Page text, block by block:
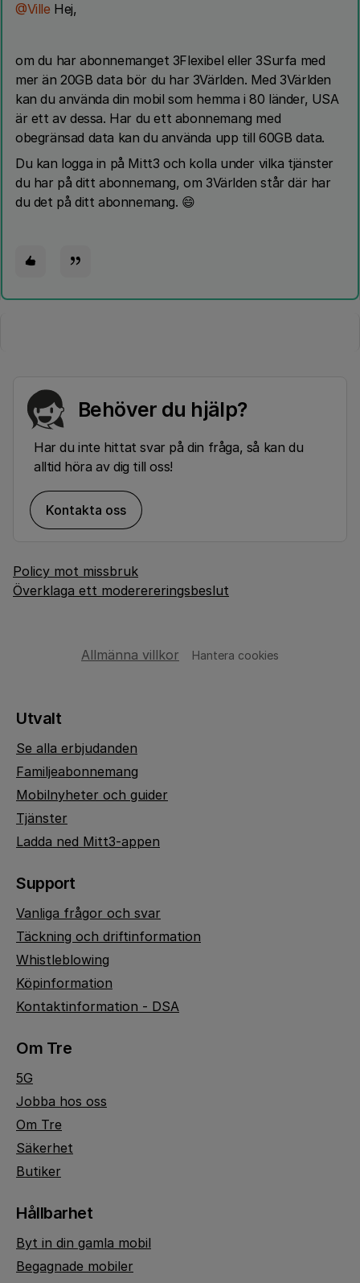
@Ville Hej,
om du har abonnemanget 3Flexibel eller 3Surfa med
mer än 20GB data bör du har 3Världen. Med 3Världen
kan du använda din mobil som hemma i 80 länder, USA
är ett av dessa. Har du ett abonnemang med
obegränsad data kan du använda upp till 60GB data.
Du kan logga in på Mitt3 och kolla under vilka tjänster
du har på ditt abonnemang, om 3Världen står där har
du det på ditt abonnemang. 😄
Behöver du hjälp?
Har du inte hittat svar på din fråga, så kan du
alltid höra av dig till oss!
Kontakta oss
Policy mot missbruk
Överklaga ett moderereringsbeslut
Allmänna villkor Hantera cookies
Utvalt
Se alla erbjudanden
Familjeabonnemang
Mobilnyheter och guider
Tjänster
Ladda ned Mitt3-appen
Support
Vanliga frågor och svar
Täckning och driftinformation
Whistleblowing
Köpinformation
Kontaktinformation - DSA
Om Tre
5G
Jobba hos oss
Om Tre
Säkerhet
Butiker
Hållbarhet
Byt in din gamla mobil
Begagnade mobiler